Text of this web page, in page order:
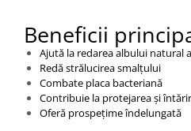
Beneficii
Ajută la redarea albului natural
Redă strălucirea smalțului
Combate placa bacteriană
Contribuie la protejarea și
Oferă prospețime îndelungată